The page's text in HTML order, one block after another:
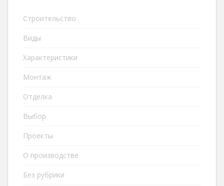
Строительство
Виды
Характеристики
Монтаж
Отделка
Выбор
Проекты
О производстве
Без рубрики